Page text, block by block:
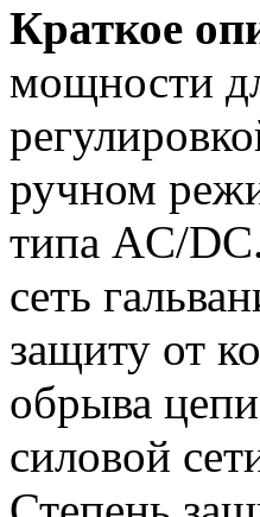
Краткое
мощности
ручном
типа AC/
сеть
защиту от
обрыва
силовой